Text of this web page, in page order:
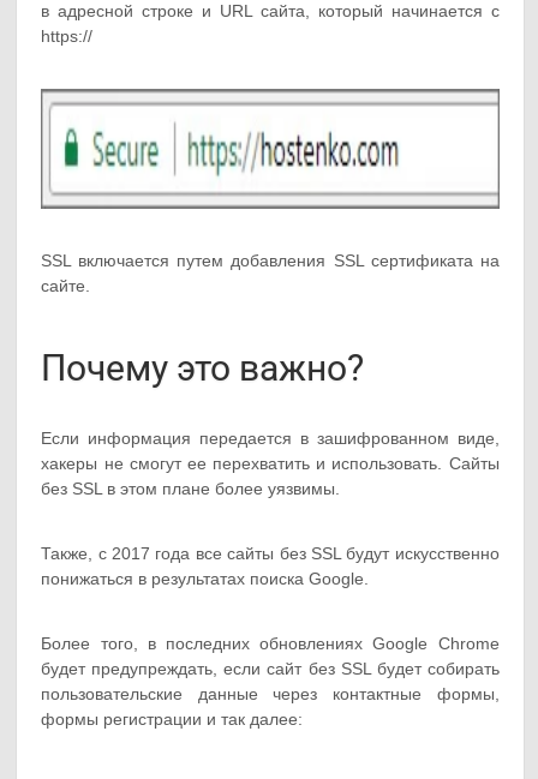
в адресной строке и URL сайта, который начинается с
https://
SSL включается путем добавления SSL сертификата на
сайте.
Почему это важно?
Если информация передается в зашифрованном виде,
хакеры не смогут ее перехватить и использовать. Сайты
без SSL в этом плане более уязвимы.
Также, с 2017 года все сайты без SSL будут искусственно
понижаться в результатах поиска Google.
Более того, в последних обновлениях Google Chrome
будет предупреждать, если сайт без SSL будет собирать
пользовательские данные через контактные формы,
формы регистрации и так далее: